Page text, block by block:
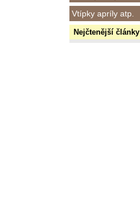
Vtípky apríly atp.
Nejčtenější články